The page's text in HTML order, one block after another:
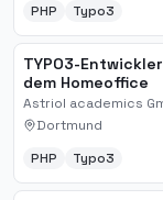
PHP
Typo3
TYPO3-
dem Homeoffice
Astriol academics
Dortmund
PHP Typo3